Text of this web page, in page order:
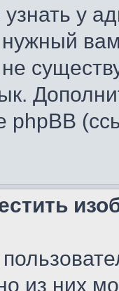
у
не
phpBB
из них